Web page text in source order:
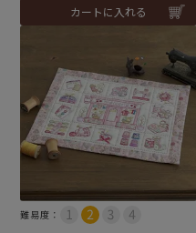
カートに入れる
難易度：